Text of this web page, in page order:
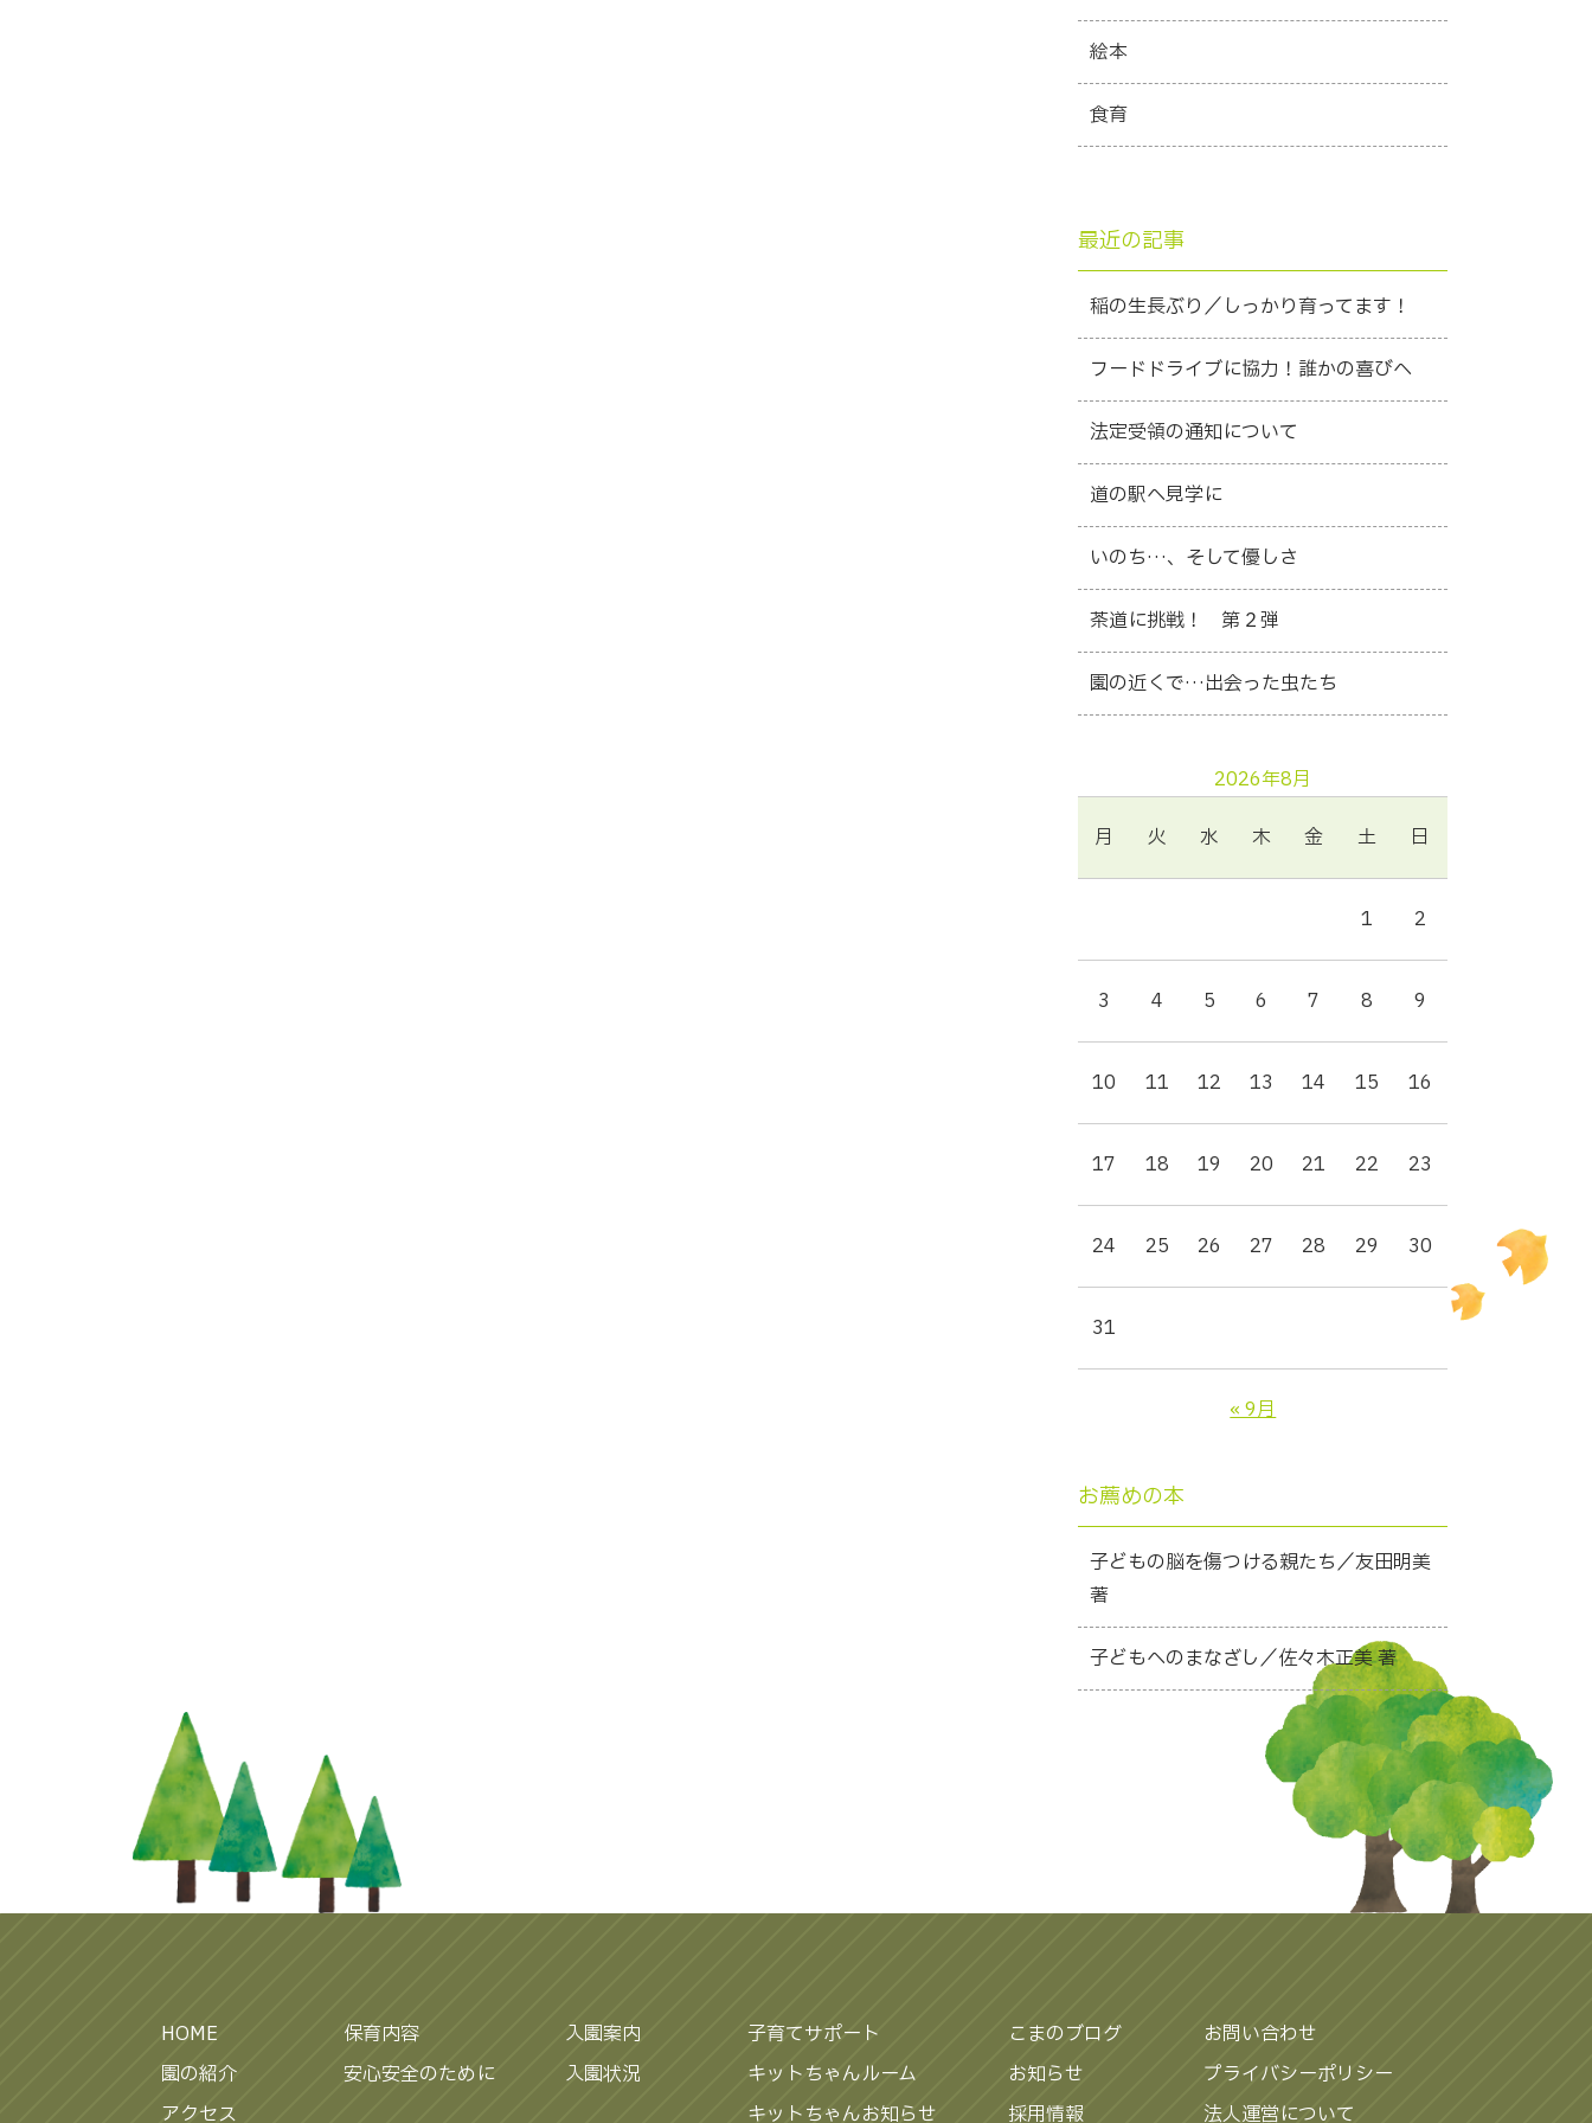
絵本
食育
最近の記事
稲の生長ぶり／しっかり育ってます！
フードドライブに協力！誰かの喜びへ
法定受領の通知について
道の駅へ見学に
いのち…、そして優しさ
茶道に挑戦！ 第２弾
園の近くで…出会った虫たち
2026年8月
月 火 水 木 金 土 日
1 2
3 4 5 6 7 8 9
10 11 12 13 14 15 16
17 18 19 20 21 22 23
24 25 26 27 28 29 30
31
« 9月
お薦めの本
子どもの脳を傷つける親たち／友田明美
著
子どもへのまなざし／佐々木正美 著
HOME
園の紹介
アクセス
保育内容
安心安全のために
入園案内
入園状況
子育てサポート
キットちゃんルーム
キットちゃんお知らせ
こまのブログ
お知らせ
採用情報
お問い合わせ
プライバシーポリシー
法人運営について